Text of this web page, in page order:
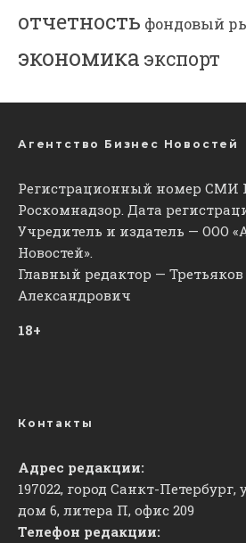
отчетность фондовый
экономика экспорт
Агентство Бизнес Новостей
Регистрационный номер СМИ
Роскомнадзор. Дата
Учредитель и издатель — ООО
Новостей».
Главный редактор — Третьяков
Александрович
18+
Контакты
Адрес редакции:
197022, город Санкт-
дом 6, литера П, офис 209
Телефон редакции: